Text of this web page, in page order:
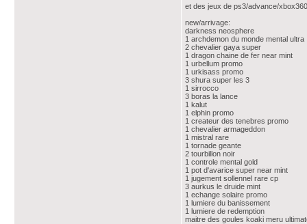
et des jeux de ps3/advance/xbox360
new/arrivage:
darkness neosphere
1 archdemon du monde mental ultra
2 chevalier gaya super
1 dragon chaine de fer near mint
1 urbellum promo
1 urkisass promo
3 shura super les 3
1 sirrocco
3 boras la lance
1 kalut
1 elphin promo
1 createur des tenebres promo
1 chevalier armageddon
1 mistral rare
1 tornade geante
2 tourbillon noir
1 controle mental gold
1 pot d'avarice super near mint
1 jugement sollennel rare cp
3 aurkus le druide mint
1 echange solaire promo
1 lumiere du banissement
1 lumiere de redemption
maitre des goules koaki meru